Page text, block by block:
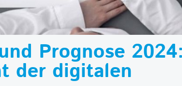
Prognose
der digitalen